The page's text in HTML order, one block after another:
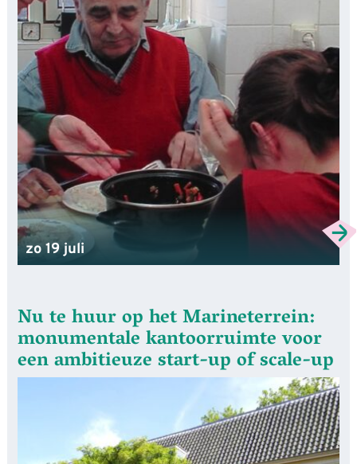
zo 19 juli
Nu te huur op het Marineterrein:
monumentale kantoorruimte voor
een ambitieuze start-up of scale-up